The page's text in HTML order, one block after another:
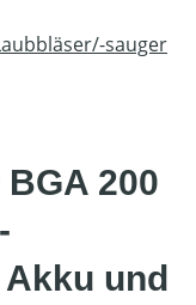
sauger
200
und